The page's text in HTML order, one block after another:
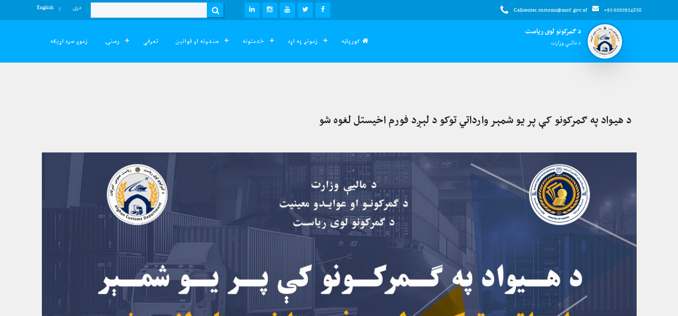
Callcenter.customs@mof.gov.af +93 0202924858
FACEBOOK
TWITTER
YOUTUBE
INSTAGRAM
LINKEDIN
Search
دری English
د ګمرکونو لوی ریاست
د مالیې وزارت کورپاڼه زمونږ په اړه خدمتونه سندونه او قوانین تعرفې رسنۍ زموږ سره اړیکه
د هیواد په ګمرکونو کې پر یو شمېر وارداتي توکو د لېږد فورم اخیستل لغوه شو